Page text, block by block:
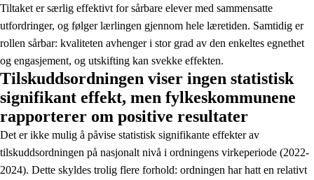
Tiltaket er særlig effektivt for sårbare elever med sammensatte
utfordringer, og følger lærlingen gjennom hele læretiden. Samtidig er
rollen sårbar: kvaliteten avhenger i stor grad av den enkeltes egnethet
og engasjement, og utskifting kan svekke effekten.
Tilskuddsordningen viser ingen statistisk
signifikant effekt, men fylkeskommunene
rapporterer om positive resultater
Det er ikke mulig å påvise statistisk signifikante effekter av
tilskuddsordningen på nasjonalt nivå i ordningens virkeperiode (2022-
2024). Dette skyldes trolig flere forhold: ordningen har hatt en relativt